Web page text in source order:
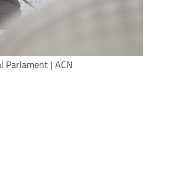
Parlament | ACN